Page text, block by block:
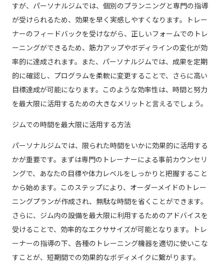
すが、パーソナルジムでは、個別のプランニングと専門の指導
が受けられるため、効果を早く実感しやすくなります。トレー
ナーのフィードバックを受けながら、正しいフォームでのトレ
ーニングができるため、筋力アップやボディラインの変化が効
率的に達成されます。また、パーソナルジムでは、成果を定期
的に確認し、プログラムを柔軟に変更することで、さらに高い
目標達成が可能になります。このような効率性は、時間と努力
を最大限に活用するための大きなメリットと言えるでしょう。
ジムでの時間を最大限に活用する方法
パーソナルジムでは、限られた時間をいかに効果的に活用する
かが重要です。まずは専門のトレーナーによる事前カウンセリ
ングで、あなたの目標や体力レベルをしっかりと把握すること
から始めます。このステップにより、オーダーメイドのトレー
ニングプランが作成され、無駄な時間を省くことができます。
さらに、ジム内の設備を最大限に利用するためのアドバイスを
受けることで、効率的なエクササイズが可能となります。トレ
ーナーの指導の下、各種のトレーニング機器を適切に使いこな
すことが、短期間での効果的なボディメイクに繋がります。